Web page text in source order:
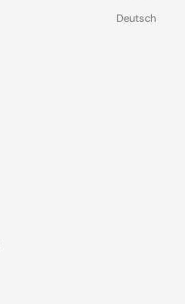
Deutsch